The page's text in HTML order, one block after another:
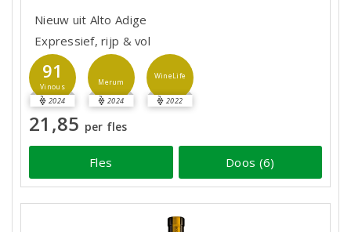
Nieuw uit Alto Adige
Expressief, rijp & vol
91
Vinous
2024
Merum
2024
WineLife
2022
21,85 per fles
Fles Doos (6)